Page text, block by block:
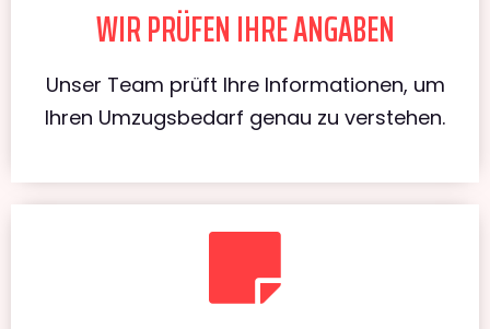
WIR PRÜFEN IHRE ANGABEN
Unser Team prüft Ihre Informationen, um
Ihren Umzugsbedarf genau zu verstehen.